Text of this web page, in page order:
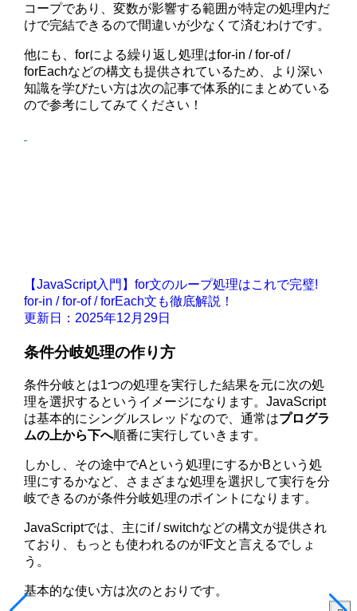
コープであり、変数が影響する範囲が特定の処理内だ
けで完結できるので間違いが少なくて済むわけです。
他にも、forによる繰り返し処理はfor-in / for-of /
forEachなどの構文も提供されているため、より深い
知識を学びたい方は次の記事で体系的にまとめている
ので参考にしてみてください！
【JavaScript入門】for文のループ処理はこれで完璧!
for-in / for-of / forEach文も徹底解説！
更新日：2025年12月29日
条件分岐処理の作り方
条件分岐とは1つの処理を実行した結果を元に次の処
理を選択するというイメージになります。JavaScript
は基本的にシングルスレッドなので、通常はプログラ
ムの上から下へ順番に実行していきます。
しかし、その途中でAという処理にするかBという処
理にするかなど、さまざまな処理を選択して実行を分
岐できるのが条件分岐処理のポイントになります。
JavaScriptでは、主にif / switchなどの構文が提供され
ており、もっとも使われるのがIF文と言えるでしょ
う。
基本的な使い方は次のとおりです。